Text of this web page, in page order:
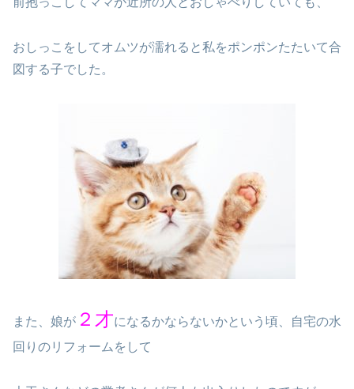
おしっこをしてオムツが濡れると私をポンポンたたいて合
図する子でした。
また、娘が ２才になるかならないかという頃、自宅の水
回りのリフォームをして